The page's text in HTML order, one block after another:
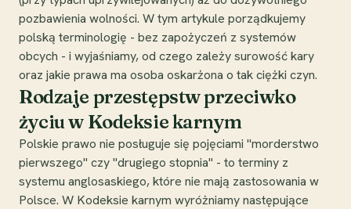
pozbawienia wolności. W tym artykule porządkujemy
polską terminologię - bez zapożyczeń z systemów
obcych - i wyjaśniamy, od czego zależy surowość kary
oraz jakie prawa ma osoba oskarżona o tak ciężki czyn.
Rodzaje przestępstw przeciwko
życiu w Kodeksie karnym
Polskie prawo nie posługuje się pojęciami "morderstwo
pierwszego" czy "drugiego stopnia" - to terminy z
systemu anglosaskiego, które nie mają zastosowania w
Polsce. W Kodeksie karnym wyróżniamy następujące